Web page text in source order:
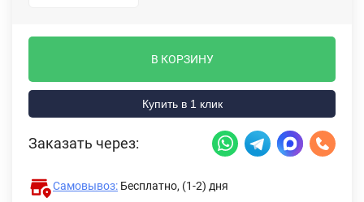
В КОРЗИНУ
Купить в 1 клик
Заказать через:
Самовывоз: Бесплатно, (1-2) дня